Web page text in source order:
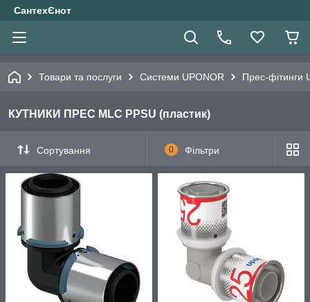
СантехЄнот
Товари та послуги Системи UPONOR Прес-фітинги
КУТНИКИ ПРЕС MLC PPSU (пластик)
Сортування 0 Фільтри